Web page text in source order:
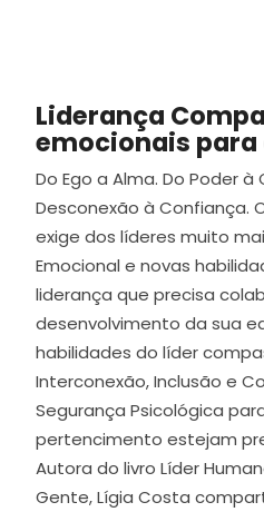
Liderança
emocionais
Do Ego a Alma. Do Poder
Desconexão à Confiança.
exige dos líderes muito
Emocional e novas
liderança que precisa
desenvolvimento da sua
habilidades do líder
Interconexão, Inclusão e
Segurança Psicológica
pertencimento estejam
Autora do livro Líder
Gente, Lígia Costa